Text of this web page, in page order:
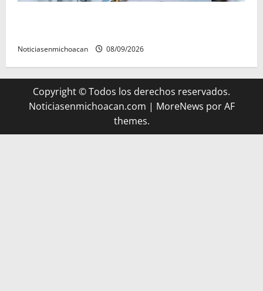
Noticiasenmichoacan 08/09/2026
Copyright © Todos los derechos reservados.
Noticiasenmichoacan.com | MoreNews por AF
themes.